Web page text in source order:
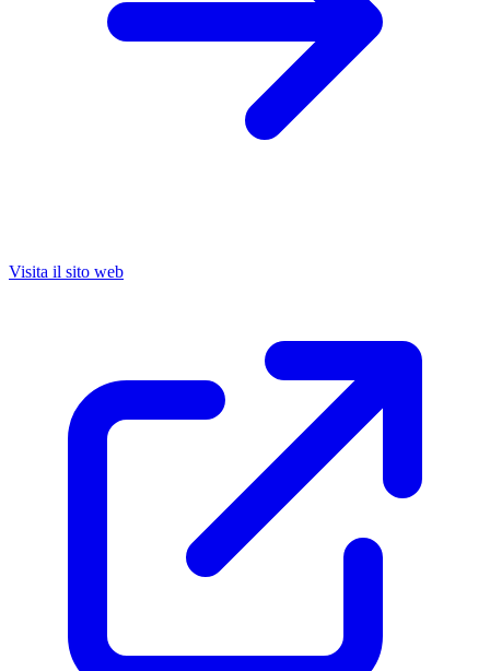
Visita il sito web